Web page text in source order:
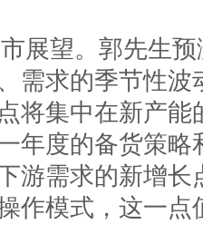
展望。郭先生
需求的季节性
将集中在新产
年度的备货策
游需求的新增
作模式，这一